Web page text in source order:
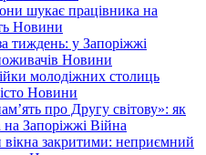
шукає працівника на
Новини
тиждень: у Запоріжжі
Новини
молодіжних столиць
Новини
про Другу світову»: як
Запоріжжі Війна
закритими: неприємний